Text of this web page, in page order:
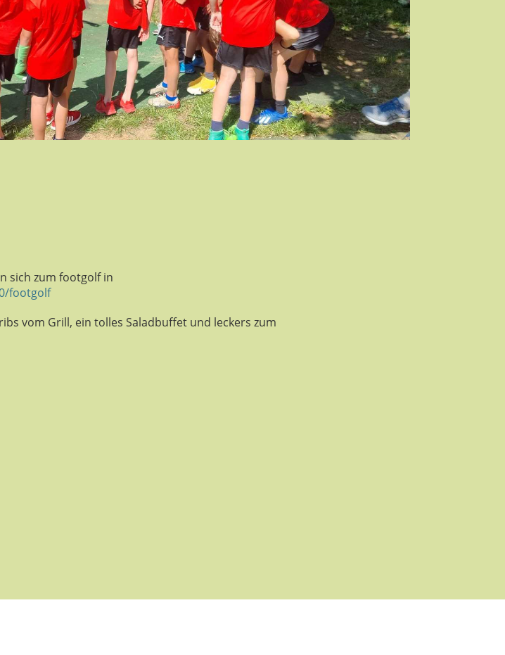
sich zum footgolf in
footgolf
vom Grill, ein tolles Saladbuffet und leckers zum